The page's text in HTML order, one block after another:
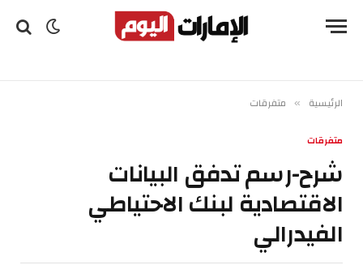
الرئيسية » متفرقات
متفرقات
شرح-رسم تدفق البيانات
الاقتصادية لبنك الاحتياطي
الفيدرالي